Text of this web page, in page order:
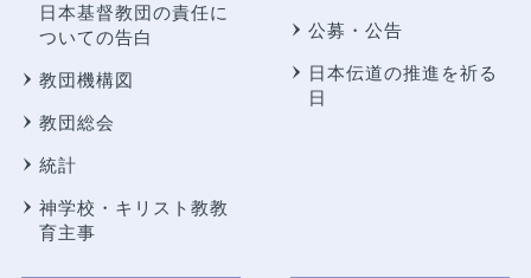
日本基督教団の責任に
ついての告白
教団機構図
教団総会
統計
神学校・キリスト教教
育主事
公募・公告
日本伝道の推進を祈る
日